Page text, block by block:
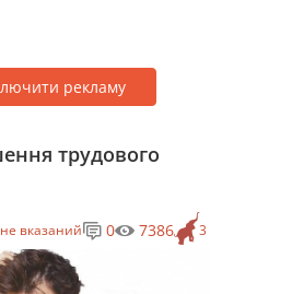
рекламу
трудового
вказаний 3
0 7386